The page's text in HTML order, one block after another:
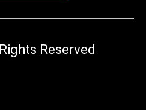
Reserved